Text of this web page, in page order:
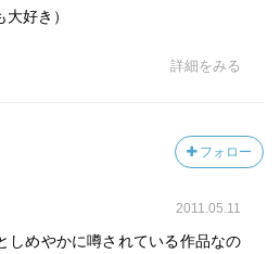
好き）
詳細をみる
フォロー
2011.05.11
しめやかに噂されている作品なの